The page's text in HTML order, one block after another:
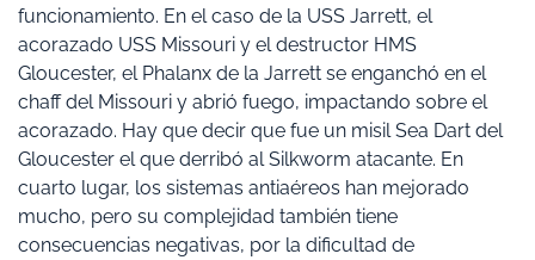
funcionamiento. En el caso de la USS Jarrett, el
acorazado USS Missouri y el destructor HMS
Gloucester, el Phalanx de la Jarrett se enganchó en el
chaff del Missouri y abrió fuego, impactando sobre el
acorazado. Hay que decir que fue un misil Sea Dart del
Gloucester el que derribó al Silkworm atacante. En
cuarto lugar, los sistemas antiaéreos han mejorado
mucho, pero su complejidad también tiene
consecuencias negativas, por la dificultad de